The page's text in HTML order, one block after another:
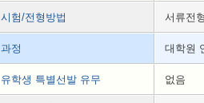
시험/전형방법 서류전
과정 대학원
유학생 특별선발 유무 없음